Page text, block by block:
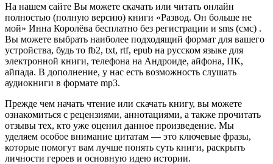
На нашем сайте Вы можете скачать или читать онлайн
полностью (полную версию) книги «Развод. Он больше не
мой» Инна Королёва бесплатно без регистрации и sms (смс) .
Вы можете выбрать наиболее подходящий формат для вашего
устройства, будь то fb2, txt, rtf, epub на русском языке для
электронной книги, телефона на Андроиде, айфона, ПК,
айпада. В дополнение, у нас есть возможность слушать
аудиокниги в формате mp3.
Прежде чем начать чтение или скачать книгу, вы можете
ознакомиться с рецензиями, аннотациями, а также прочитать
отзывы тех, кто уже оценил данное произведение. Мы
уделяем особое внимание цитатам — это ключевые фразы,
которые помогут вам лучше понять суть книги, раскрыть
личности героев и основную идею истории.